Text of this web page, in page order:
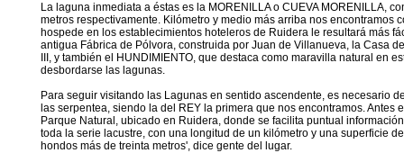
La laguna inmediata a éstas es la MORENILLA o CUEVA MORENILLA,
metros respectivamente. Kilómetro y medio más arriba nos encontramos
hospede en los establecimientos hoteleros de Ruidera le resultará más
antigua Fábrica de Pólvora, construida por Juan de Villanueva, la Casa
III, y también el HUNDIMIENTO, que destaca como maravilla natural en
desbordarse las lagunas.
Para seguir visitando las Lagunas en sentido ascendente, es necesario
las serpentea, siendo la del REY la primera que nos encontramos.
Parque Natural, ubicado en Ruidera, donde se facilita puntual
toda la serie lacustre, con una longitud de un kilómetro y una superficie
hondos más de treinta metros', dice gente del lugar.